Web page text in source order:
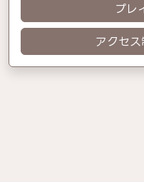
プレ
アクセ